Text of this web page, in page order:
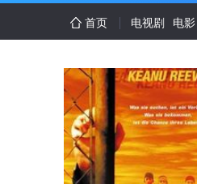
首页 电视剧 电影